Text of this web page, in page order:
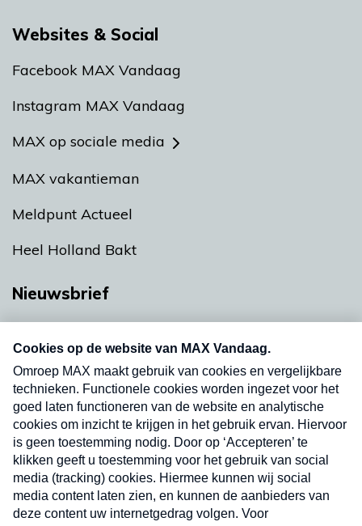
Websites & Social
Facebook MAX Vandaag
Instagram MAX Vandaag
MAX op sociale media
MAX vakantieman
Meldpunt Actueel
Heel Holland Bakt
Nieuwsbrief
Neem hier een gratis abonnement op onze
nieuwsbrief. Elke vrijdag- en dinsdagochtend in
uw mailbox.
Verzend